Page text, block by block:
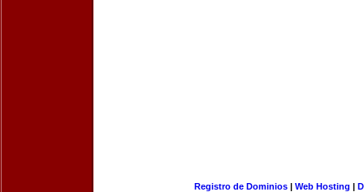
Registro de Dominios| Web Hosting |